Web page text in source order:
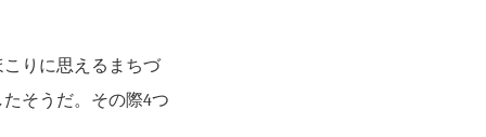
りに思えるまちづ
そうだ。その際4つ